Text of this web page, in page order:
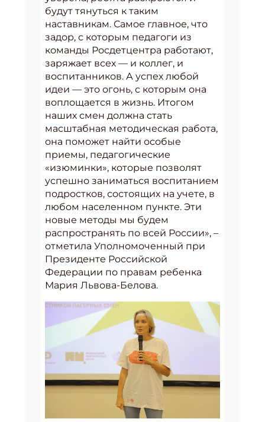
будут тянуться к таким
наставникам. Самое главное, что
задор, с которым педагоги из
команды Росдетцентра работают,
заряжает всех — и коллег, и
воспитанников. А успех любой
идеи — это огонь, с которым она
воплощается в жизнь. Итогом
наших смен должна стать
масштабная методическая работа,
она поможет найти особые
приемы, педагогические
«изюминки», которые позволят
успешно заниматься воспитанием
подростков, состоящих на учете, в
любом населенном пункте. Эти
новые методы мы будем
распространять по всей России», –
отметила Уполномоченный при
Президенте Российской
Федерации по правам ребенка
Мария Львова-Белова.